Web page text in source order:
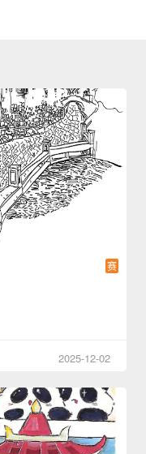
赛
2025-12-02